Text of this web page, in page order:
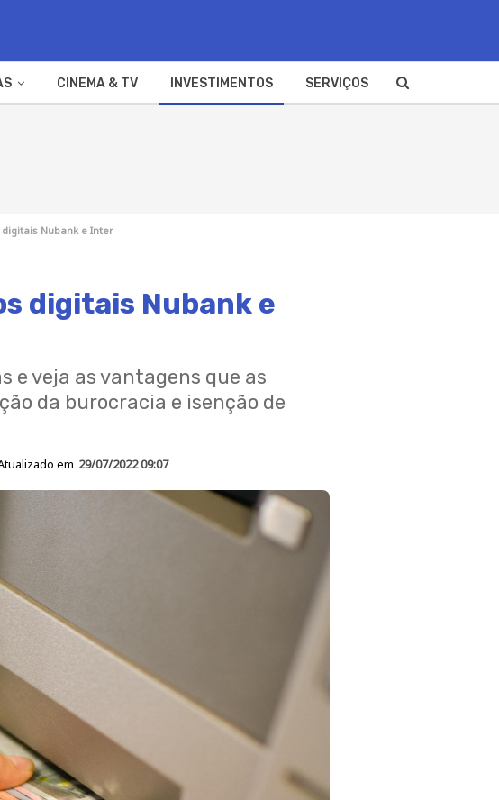
CINEMA & TV INVESTIMENTOS SERVIÇOS
Nubank e Inter
digitais Nubank e
veja as vantagens que as
da burocracia e isenção de
em 29/07/2022 09:07